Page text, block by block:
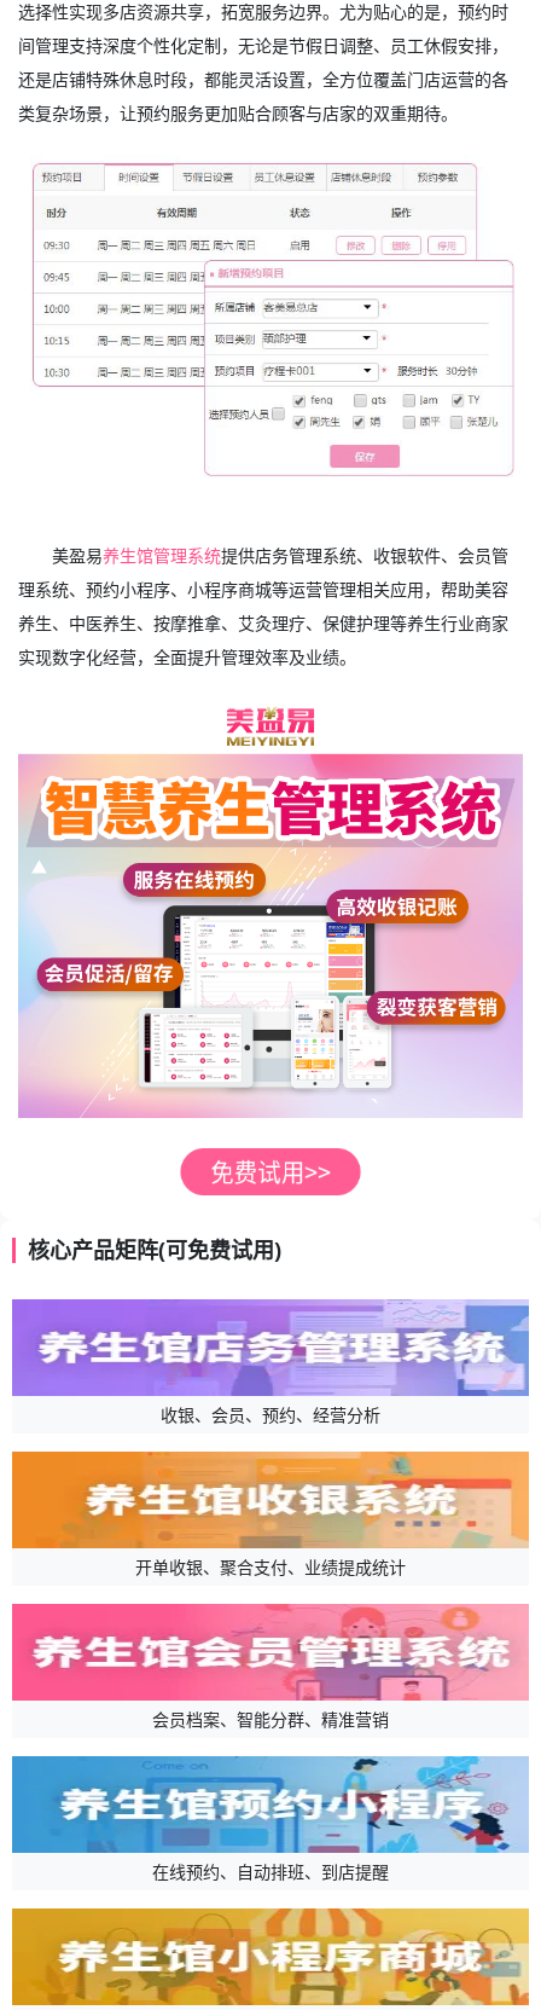
选择性实现多店资源共享，拓宽服务边界。尤为贴心的是，预约时
间管理支持深度个性化定制，无论是节假日调整、员工休假安排，
还是店铺特殊休息时段，都能灵活设置，全方位覆盖门店运营的各
类复杂场景，让预约服务更加贴合顾客与店家的双重期待。
美盈易养生馆管理系统提供店务管理系统、收银软件、会员管
理系统、预约小程序、小程序商城等运营管理相关应用，帮助美容
养生、中医养生、按摩推拿、艾灸理疗、保健护理等养生行业商家
实现数字化经营，全面提升管理效率及业绩。
核心产品矩阵(可免费试用)
收银、会员、预约、经营分析
开单收银、聚合支付、业绩提成统计
会员档案、智能分群、精准营销
在线预约、自动排班、到店提醒